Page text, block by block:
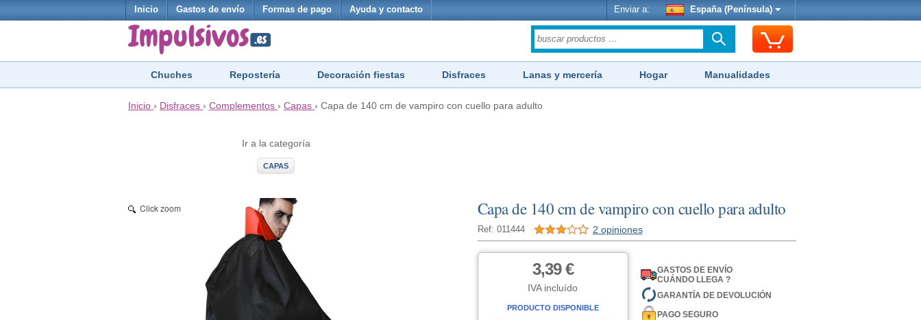
Inicio Gastos de envío Formas de pago Ayuda y contacto Enviar a: España (Península)
Chuches Repostería Decoración fiestas Disfraces Lanas y mercería Hogar Manualidades
Inicio › Disfraces › Complementos › Capas › Capa de 140 cm de vampiro con cuello para adulto
Ir a la categoría
CAPAS
Capa de 140 cm de vampiro con cuello para adulto
Ref: 011444 2 opiniones
Click zoom
3,39 €
IVA incluído
PRODUCTO DISPONIBLE
GASTOS DE ENVÍO
CUÁNDO LLEGA ?
GARANTÍA DE DEVOLUCIÓN
PAGO SEGURO